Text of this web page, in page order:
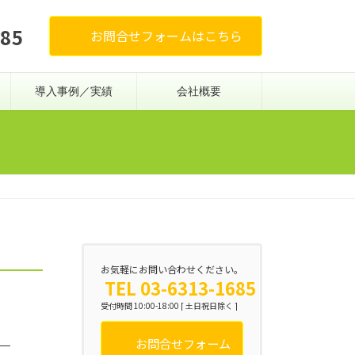
お問合せフォームはこちら
導入事例／実績 会社概要
お気軽にお問い合わせください。
TEL 03-6313-1685
受付時間 10:00-18:00 [ 土日祝日除く ]
お問合せフォーム